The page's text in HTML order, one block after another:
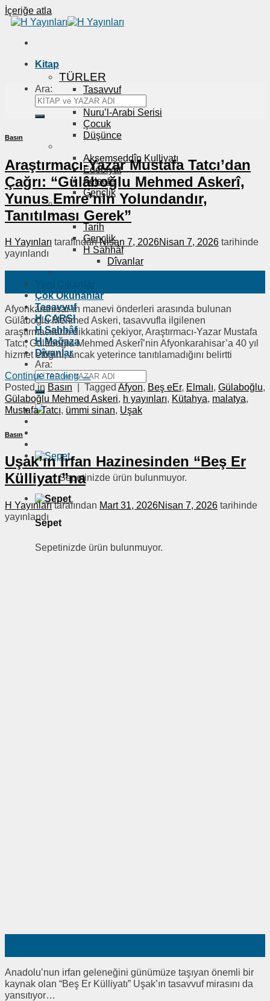
İçeriğe atla
Kitap
TÜRLER
Tasavvuf
Anı – Biyografi
Nuru’l-Arabi Serisi
Çocuk
Düşünce
Akşemseddîn Kulliyatı
Edebiyat
Felsefe
Gençlik
Tarih
Gençlik
H Sahhâf
Dîvanlar
Çok Okunanlar
Tasavvuf
H ÇARŞI
H Sahhâf
H Mağaza
Dîvanlar
Ara:
Sepetinizde ürün bulunmuyor.
Sepet
Sepetinizde ürün bulunmuyor.
Ara:
Basın
Araştırmacı-Yazar Mustafa Tatcı’dan
Çağrı: “Gülâboğlu Mehmed Askerî,
Yunus Emre’nin Yolundandır,
Tanıtılması Gerek”
H Yayınları tarafından Nisan 7, 2026Nisan 7, 2026 tarihinde
yayınlandı
Afyonkarahisar’ın manevi önderleri arasında bulunan
Gülâboğlu Mehmed Askeri, tasavvufla ilgilenen
araştırmacıların dikkatini çekiyor, Araştırmacı-Yazar Mustafa
Tatcı, Gülâboğlu Mehmed Askerî’nin Afyonkarahisar’a 40 yıl
hizmet ettiğini, ancak yeterince tanıtılamadığını belirtti
Continue reading→
Posted in Basın | Tagged Afyon, Beş eEr, Elmalı, Gülaboğlu,
Gülaboğlu Mehmed Askeri, h yayınları, Kütahya, malatya,
Mustafa Tatcı, ümmi sinan, Uşak
Basın
Uşak’ın İrfan Hazinesinden “Beş Er
Külliyatı”na
H Yayınlarıtarafından Mart 31, 2026Nisan 7, 2026 tarihinde
yayınlandı
Anadolu’nun irfan geleneğini günümüze taşıyan önemli bir
kaynak olan “Beş Er Külliyatı” Uşak’ın tasavvuf mirasını da
yansıtıyor…